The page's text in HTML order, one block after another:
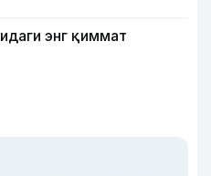
энг қиммат